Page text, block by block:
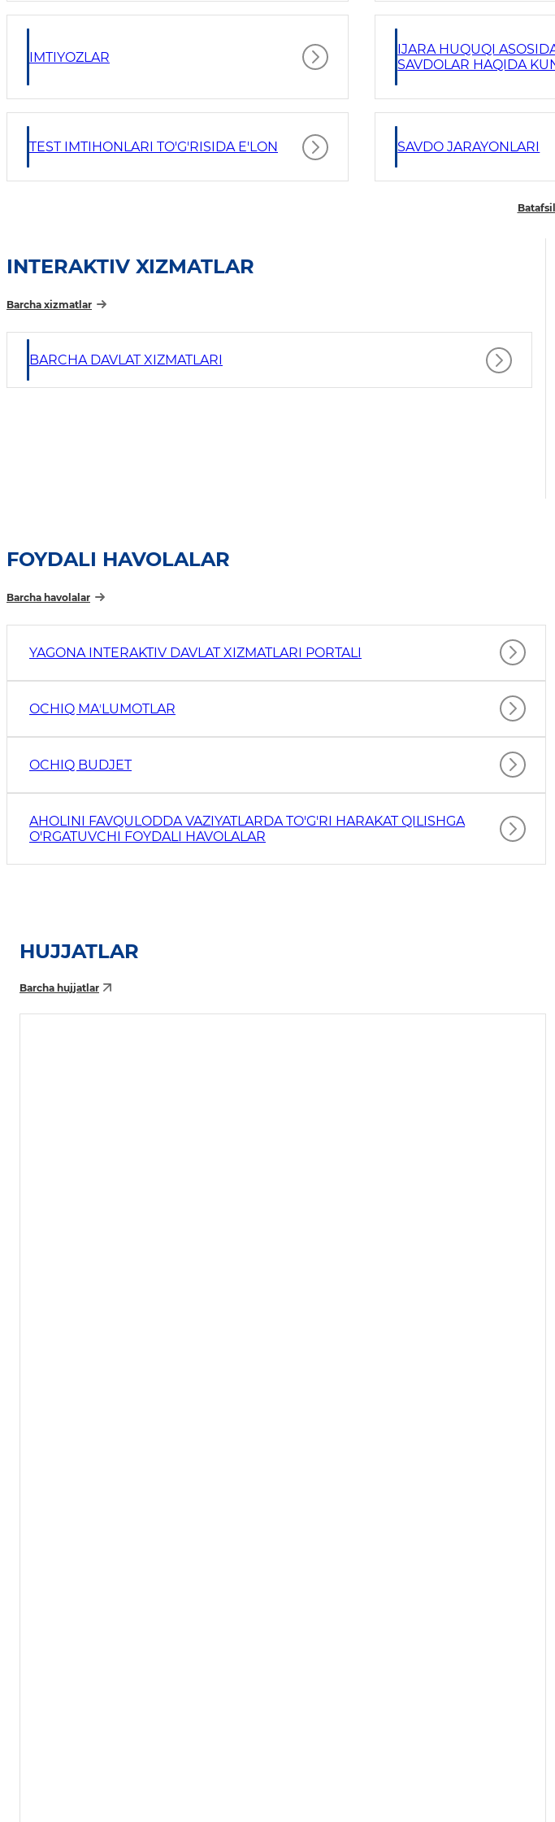
IMTIYOZLAR
IJARA HUQUQI
SAVDOLAR HAQIDA
TEST IMTIHONLARI TO'G'RISIDA E'LON SAVDO JARAYONLARI
Batafsil
INTERAKTIV XIZMATLAR
Barcha xizmatlar
BARCHA DAVLAT XIZMATLARI
FOYDALI HAVOLALAR
Barcha havolalar
YAGONA INTERAKTIV DAVLAT XIZMATLARI PORTALI
OCHIQ MAʼLUMOTLAR
OCHIQ BUDJET
AHOLINI FAVQULODDA VAZIYATLARDA TO'G'RI HARAKAT QILISHGA
O'RGATUVCHI FOYDALI HAVOLALAR
HUJJATLAR
Barcha hujjatlar